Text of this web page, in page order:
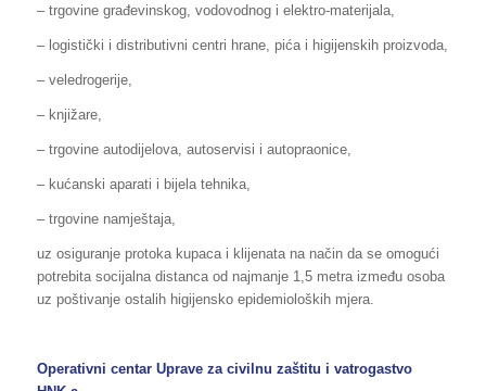
– trgovine građevinskog, vodovodnog i elektro-materijala,
– logistički i distributivni centri hrane, pića i higijenskih proizvoda,
– veledrogerije,
– knjižare,
– trgovine autodijelova, autoservisi i autopraonice,
– kućanski aparati i bijela tehnika,
– trgovine namještaja,
uz osiguranje protoka kupaca i klijenata na način da se omogući
potrebita socijalna distanca od najmanje 1,5 metra između osoba
uz poštivanje ostalih higijensko epidemioloških mjera.
Operativni centar Uprave za civilnu zaštitu i vatrogastvo